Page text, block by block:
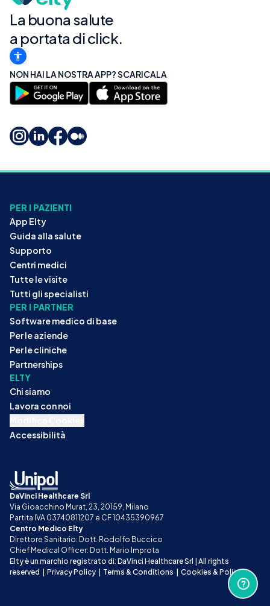
La buona salute
a portata di click.
NON HAI LA NOSTRA APP? SCARICALA
PER I PAZIENTI
App Elty
Guida alla salute
Supporto
Centri medici
Tutte le visite
Tutti gli specialisti
PER I PARTNER
Software medico di base
Per le aziende
Per le cliniche
Partnerships
ELTY
Chi siamo
Lavora con noi
Accessibilità
DaVinci Healthcare Srl
Via Gioacchino Murat, 23, 20159, Milano
Partita IVA 03740811207 e CF 10435390967
Centro Medico Elty
Direttore Sanitario: Dott. Rodolfo Buccico
Chief Medical Officer: Dott. Mario Improta
Elty è un marchio registrato di: DaVinci Healthcare Srl | All rights
reserved | Privacy Policy | Terms & Conditions | Cookies & Policy